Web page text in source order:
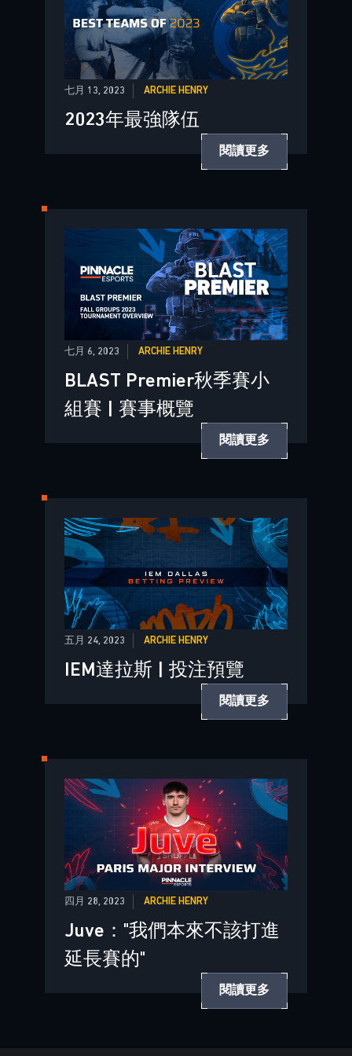
七月 13, 2023 ARCHIE HENRY
2023年最強隊伍
閱讀更多
七月 6, 2023 ARCHIE HENRY
BLAST Premier秋季賽小
組賽 | 賽事概覽
閱讀更多
五月 24, 2023 ARCHIE HENRY
IEM達拉斯 | 投注預覽
閱讀更多
四月 28, 2023 ARCHIE HENRY
Juve："我們本來不該打進
延長賽的"
閱讀更多